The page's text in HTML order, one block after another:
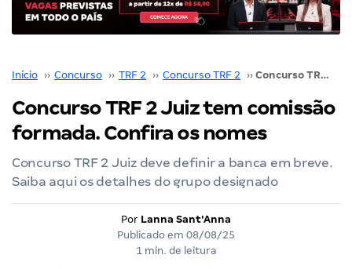
Início ›› Concurso ›› TRF 2 ›› Concurso TRF 2 ›› Concurso TRF 2 Juiz tem comissão formada. Confira os nomes
Concurso TRF 2 Juiz tem comissão
formada. Confira os nomes
Concurso TRF 2 Juiz deve definir a banca em breve.
Saiba aqui os detalhes do grupo designado
Por Lanna Sant'Anna
Publicado em 08/08/25
1 min. de leitura